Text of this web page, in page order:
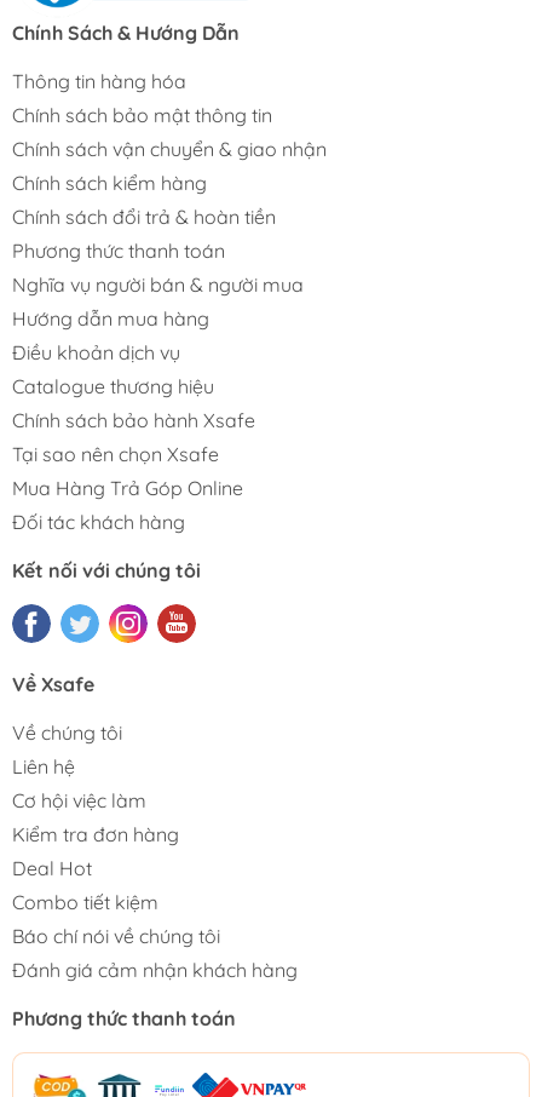
Chính Sách & Hướng Dẫn
Thông tin hàng hóa
Chính sách bảo mật thông tin
Chính sách vận chuyển & giao nhận
Chính sách kiểm hàng
Chính sách đổi trả & hoàn tiền
Phương thức thanh toán
Nghĩa vụ người bán & người mua
Hướng dẫn mua hàng
Điều khoản dịch vụ
Catalogue thương hiệu
Chính sách bảo hành Xsafe
Tại sao nên chọn Xsafe
Mua Hàng Trả Góp Online
Đối tác khách hàng
Kết nối với chúng tôi
Về Xsafe
Về chúng tôi
Liên hệ
Cơ hội việc làm
Kiểm tra đơn hàng
Deal Hot
Combo tiết kiệm
Báo chí nói về chúng tôi
Đánh giá cảm nhận khách hàng
Phương thức thanh toán